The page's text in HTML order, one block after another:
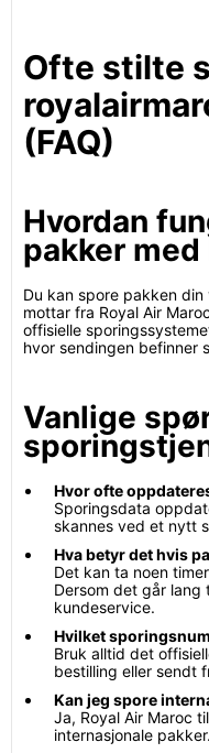
Ofte stilte
(FAQ)
Hvordan
pakker med
Du kan spore pakken
mottar fra Royal Air
offisielle
hvor sendingen befinner
Vanlige
Hvor ofte
Sporingsdata
skannes ved et nytt
Hva betyr det hvis
Det kan ta noen
Dersom det går
kundeservice.
Hvilket
Bruk alltid det
bestilling eller sendt
Kan jeg spore
Ja, Royal Air Maroc
internasjonale pakker.